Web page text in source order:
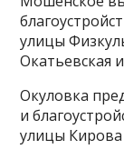
улицы
Окатьевская
Окуловка
и
улицы